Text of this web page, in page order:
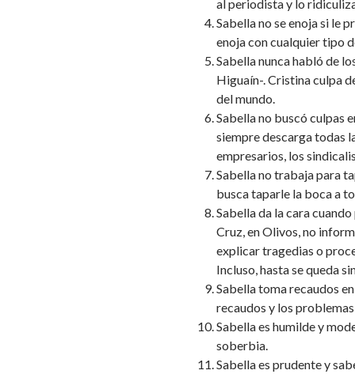
al periodista y lo
Sabella no se enoja si le
enoja con cualquier tipo
Sabella nunca habló de
Higuaín-. Cristina culpa
del mundo.
Sabella no buscó culpas
siempre descarga todas
empresarios, los
Sabella no trabaja para
busca taparle la boca a
Sabella da la cara
Cruz, en Olivos, no
explicar tragedias o
Incluso, hasta se queda
Sabella toma recaudos
recaudos y los
Sabella es humilde y
soberbia.
Sabella es prudente y